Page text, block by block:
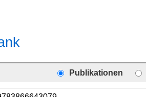
Publikationen